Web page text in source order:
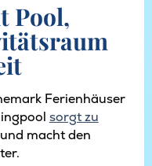
Pool,
Ferienhäuser
sorgt zu
macht den